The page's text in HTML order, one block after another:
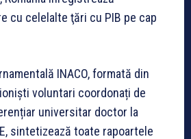
cu celelalte ţări cu PIB pe cap
INACO, formată din
voluntari coordonați de
universitar doctor la
sintetizează toate rapoartele